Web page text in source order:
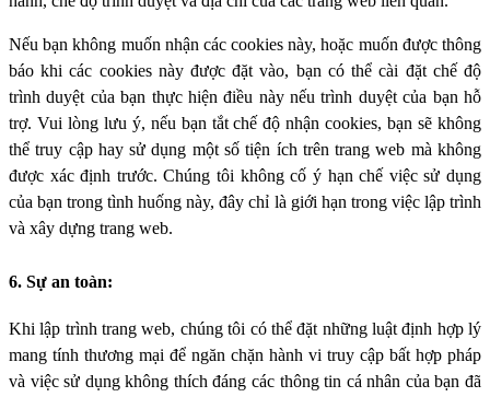
Nếu bạn không muốn nhận các cookies này, hoặc muốn được thông
báo khi các cookies này được đặt vào, bạn có thể cài đặt chế độ
trình duyệt của bạn thực hiện điều này nếu trình duyệt của bạn hỗ
trợ. Vui lòng lưu ý, nếu bạn tắt chế độ nhận cookies, bạn sẽ không
thể truy cập hay sử dụng một số tiện ích trên trang web mà không
được xác định trước. Chúng tôi không cố ý hạn chế việc sử dụng
của bạn trong tình huống này, đây chỉ là giới hạn trong việc lập trình
và xây dựng trang web.
6. Sự an toàn:
Khi lập trình trang web, chúng tôi có thể đặt những luật định hợp lý
mang tính thương mại để ngăn chặn hành vi truy cập bất hợp pháp
và việc sử dụng không thích đáng các thông tin cá nhân của bạn đã